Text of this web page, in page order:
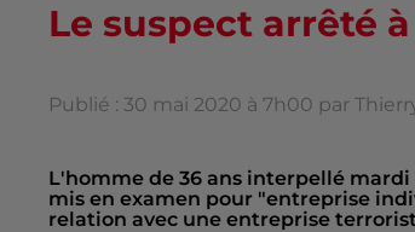
Le suspect arrêté
Publié : 30 mai 2020 à 7h00 par
L'homme de 36 ans interpellé
mis en examen pour "entreprise
relation avec une entreprise